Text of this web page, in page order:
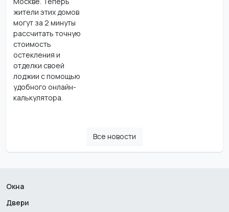
жители этих домов
могут за 2 минуты
рассчитать точную
стоимость
остекления и
отделки своей
лоджии с помощью
удобного онлайн-
калькулятора.
Все новости
Окна
Двери